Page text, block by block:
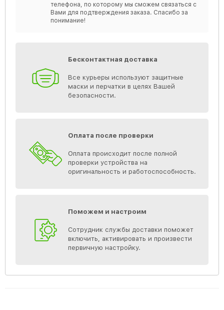
телефона, по которому мы сможем связаться с
Вами для подтверждения заказа. Спасибо за
понимание!
Бесконтактная доставка
Все курьеры используют защитные
маски и перчатки в целях Вашей
безопасности.
Оплата после проверки
Оплата происходит после полной
проверки устройства на
оригинальность и работоспособность.
Поможем и настроим
Сотрудник службы доставки поможет
включить, активировать и произвести
первичную настройку.